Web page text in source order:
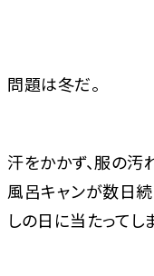
問題は冬だ。
汗をかかず、服の
風呂キャンが数日
しの日に当たってし